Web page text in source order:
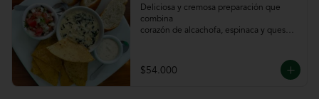
Deliciosa y cremosa preparación que
combina
corazón de alcachofa, espinaca y queso,
pan
de la casa
$54.000